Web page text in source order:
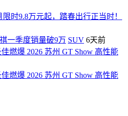
时9.8万元起，踏春出行正当时！
一季度销量破9万 SUV 6天前
燃爆 2026 苏州 GT Show 高性能
燃爆 2026 苏州 GT Show 高性能